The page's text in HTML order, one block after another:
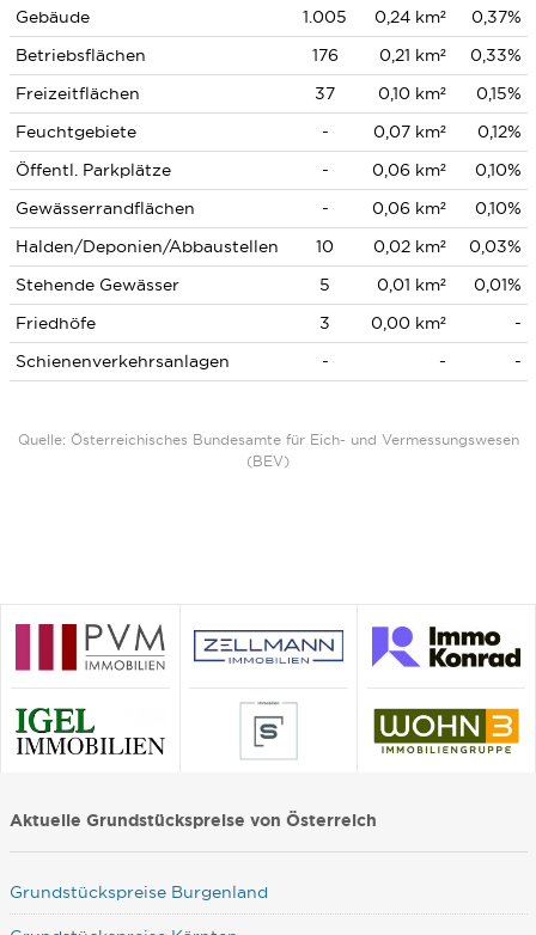
Gebäude 1.005 0,24 km²
0,37%
Betriebsflächen
176 0,21 km²
0,33%
Freizeitflächen
37 0,10 km²
0,15%
Feuchtgebiete
- 0,07 km²
0,12%
Öffentl. Parkplätze
- 0,06 km²
0,10%
Gewässerrandflächen
- 0,06 km²
0,10%
Halden/Deponien/Abbaustellen
10 0,02 km²
0,03%
Stehende Gewässer
5 0,01 km²
0,01%
Friedhöfe
3 0,00 km²
-
Schienenverkehrsanlagen
- - -
Quelle: Österreichisches Bundesamte für Eich- und Vermessungswesen
(BEV)
Aktuelle Grundstückspreise von Österreich
Grundstückspreise Burgenland